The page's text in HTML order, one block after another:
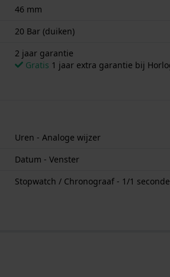
46 mm
20 Bar (duiken)
2 jaar garantie
Gratis 1 jaar extra garantie bij
Uren - Analoge wijzer
Datum - Venster
Stopwatch / Chronograaf - 1/1